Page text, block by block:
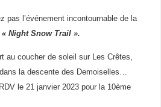
pas l’événement incontournable de la
« Night Snow Trail ».
au coucher de soleil sur Les Crêtes,
la descente des Demoiselles…
le 21 janvier 2023 pour la 10ème